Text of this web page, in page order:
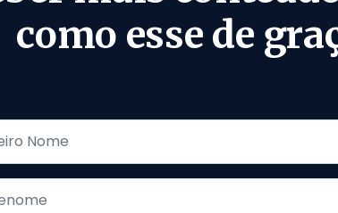
como esse de